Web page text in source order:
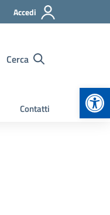
Accedi
Cerca
Contatti